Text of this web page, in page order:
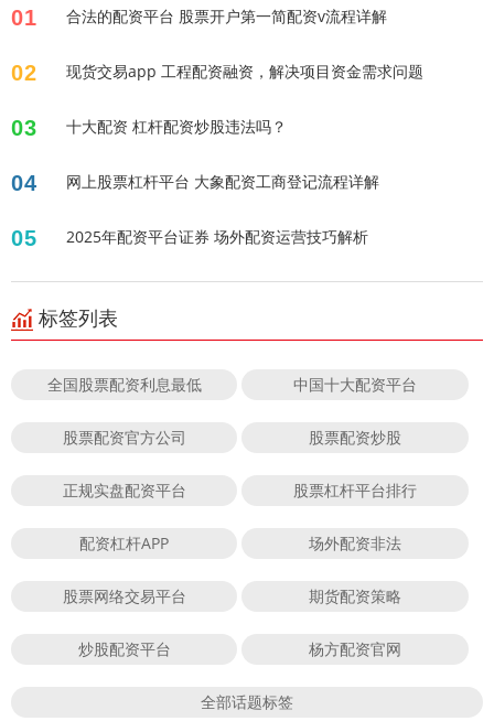
01 合法的配资平台 股票开户第一简配资v流程详解
02 现货交易app 工程配资融资，解决项目资金需求问题
03 十大配资 杠杆配资炒股违法吗？
04 网上股票杠杆平台 大象配资工商登记流程详解
05 2025年配资平台证券 场外配资运营技巧解析
标签列表
全国股票配资利息最低 中国十大配资平台
股票配资官方公司 股票配资炒股
正规实盘配资平台 股票杠杆平台排行
配资杠杆APP 场外配资非法
股票网络交易平台 期货配资策略
炒股配资平台 杨方配资官网
全部话题标签